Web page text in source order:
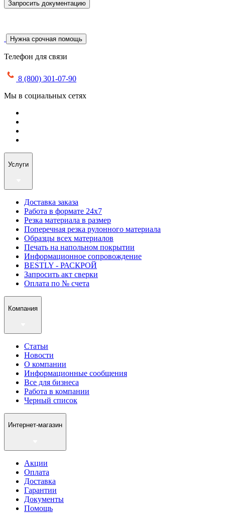
Запросить документацию
Нужна срочная помощь
Телефон для связи
8 (800) 301-07-90
Мы в социальных сетях
Услуги
Доставка заказа
Работа в формате 24х7
Резка материала в размер
Поперечная резка рулонного материала
Образцы всех материалов
Печать на напольном покрытии
Информационное сопровождение
BESTLY - РАСКРОЙ
Запросить акт сверки
Оплата по № счета
Компания
Статьи
Новости
О компании
Информационные сообщения
Все для бизнеса
Работа в компании
Черный список
Интернет-магазин
Акции
Оплата
Доставка
Гарантии
Документы
Помощь